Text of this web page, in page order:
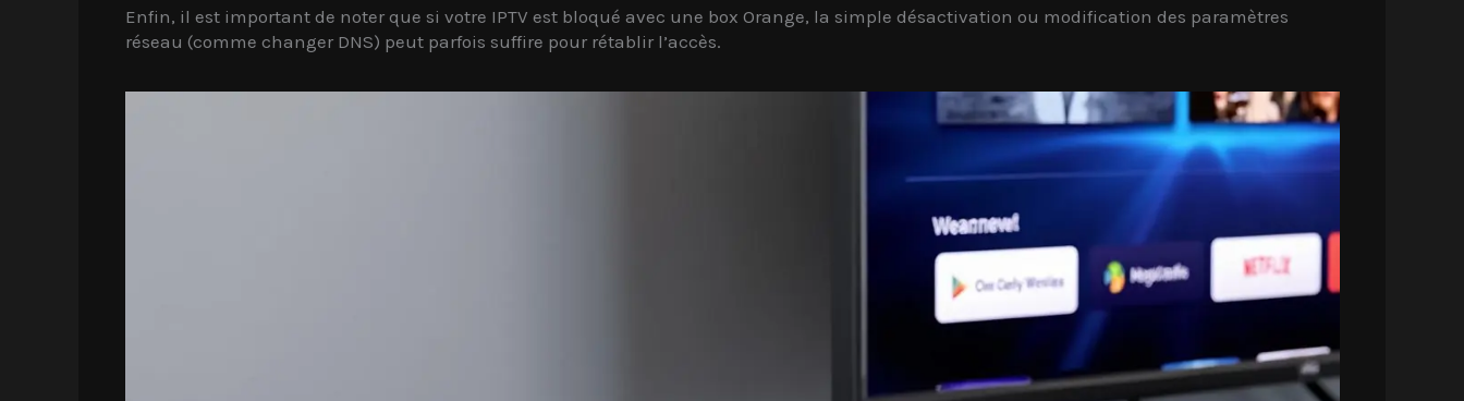
Enfin, il est important de noter que si votre IPTV est bloqué avec une box Orange, la simple désactivation ou modification des paramètres
réseau (comme changer DNS) peut parfois suffire pour rétablir l’accès.